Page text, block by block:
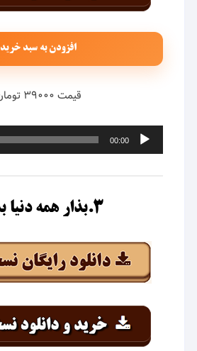
افزودن به سبد خرید
قیمت ۳۹۰۰۰ تومان
پخش‌کننده
صوت
00:00
۳.بذار همه دنیا بدونه